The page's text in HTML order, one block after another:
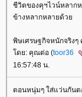
ชีวิตของคุฯไวน์หลาก
ข้างหลากหลายด้ว
พิษเศรษฐกิจหนักจริง
ดย: คุณต่อ (toor36
16:57:48 น.
ตอนหนุ่มๆ ใส่แว่นกัน